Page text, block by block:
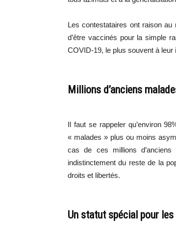
Les contestataires ont raison
d’être vaccinés pour la simple
COVID-19, le plus souvent à leur
Millions d’anciens
Il faut se rappeler qu’environ
« malades » plus ou moins
cas de ces millions d’anciens
indistinctement du reste de la
droits et libertés.
Un statut spécial pour